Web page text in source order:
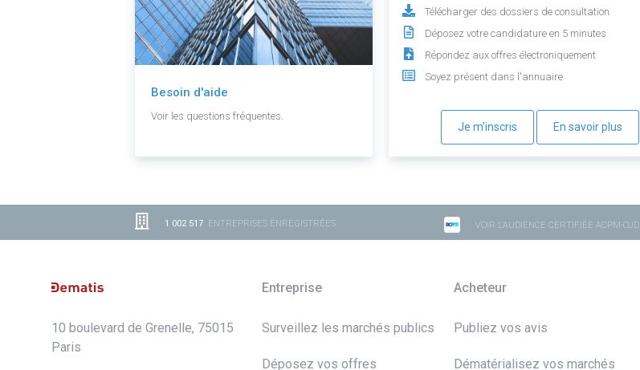
Besoin d'aide
Voir les questions fréquentes.
Télécharger des dossiers de consultation
Déposez votre candidature en 5 minutes
Répondez aux offres électroniquement
Soyez présent dans l'annuaire
Je m'inscris En savoir plus
1 002 517 ENTREPRISES ENREGISTRÉES VOIR L'AUDIENCE CERTIFIÉE ACPM-OJD
10 boulevard de Grenelle, 75015
Paris
Entreprise
Surveillez les marchés publics
Déposez vos offres
Acheteur
Publiez vos avis
Dématérialisez vos marchés